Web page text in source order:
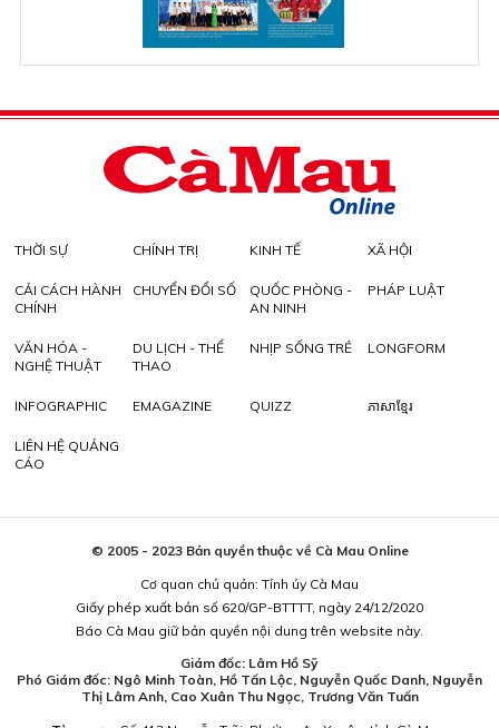
THỜI SỰ CHÍNH TRỊ KINH TẾ XÃ HỘI
CẢI CÁCH HÀNH
CHÍNH
CHUYỂN ĐỔI SỐ
QUỐC PHÒNG -
AN NINH
PHÁP LUẬT
VĂN HÓA -
NGHỆ THUẬT
DU LỊCH - THỂ
THAO
NHỊP SỐNG TRẺ LONGFORM
INFOGRAPHIC EMAGAZINE QUIZZ ភាសាខ្មែរ
LIÊN HỆ QUẢNG
CÁO
© 2005 - 2023 Bản quyền thuộc về Cà Mau Online
Cơ quan chủ quản: Tỉnh ủy Cà Mau
Giấy phép xuất bản số 620/GP-BTTTT, ngày 24/12/2020
Báo Cà Mau giữ bản quyền nội dung trên website này.
Giám đốc: Lâm Hồ Sỹ
Phó Giám đốc: Ngô Minh Toàn, Hồ Tấn Lộc, Nguyễn Quốc Danh, Nguyễn
Thị Lâm Anh, Cao Xuân Thu Ngọc, Trương Văn Tuấn